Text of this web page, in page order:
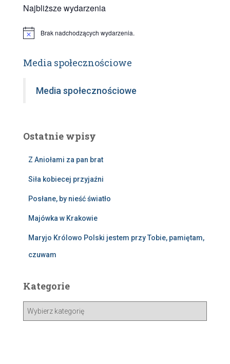
Najbliższe wydarzenia
i
a
e
Brak nadchodzących wydarzenia.
Media społecznościowe
Media społecznościowe
Ostatnie wpisy
Z Aniołami za pan brat
Siła kobiecej przyjaźni
Posłane, by nieść światło
Majówka w Krakowie
Maryjo Królowo Polski jestem przy Tobie, pamiętam,
czuwam
Kategorie